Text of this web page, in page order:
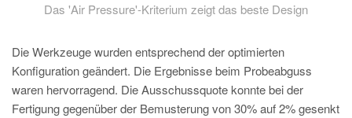
Das 'Air Pressure'-Kriterium zeigt das beste Design
Die Werkzeuge wurden entsprechend der optimierten
Konfiguration geändert. Die Ergebnisse beim Probeabguss
waren hervorragend. Die Ausschussquote konnte bei der
Fertigung gegenüber der Bemusterung von 30% auf 2% gesenkt